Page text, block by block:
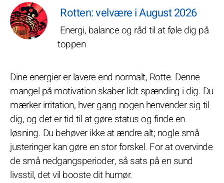
Rotten: velvære i August 2026
Energi, balance og råd til at føle dig på
toppen
Dine energier er lavere end normalt, Rotte. Denne
mangel på motivation skaber lidt spænding i dig. Du
mærker irritation, hver gang nogen henvender sig til
dig, og det er tid til at gøre status og finde en
løsning. Du behøver ikke at ændre alt; nogle små
justeringer kan gøre en stor forskel. For at overvinde
de små nedgangsperioder, så sats på en sund
livsstil, det vil booste dit humør.